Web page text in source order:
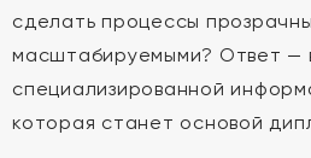
сделать процессы
масштабируемыми? Ответ —
специализированной
которая станет основой